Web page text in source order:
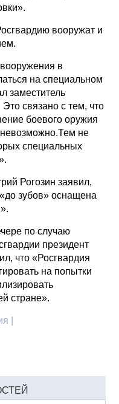
вооружат и
в
на специальном
заместитель
связано с тем, что
боевого оружия
не
специальных
Рогозин заявил,
зубов» оснащена
по случаю
президент
что «Росгвардия
на попытки
стране».
|